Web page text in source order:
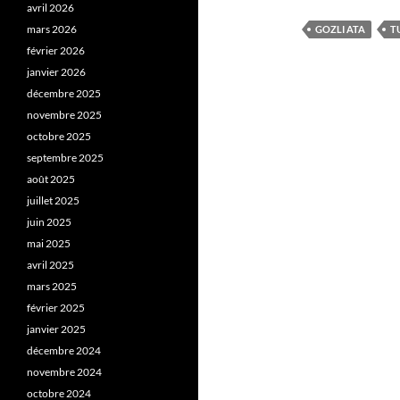
GOZLI ATA
avril 2026
mars 2026
février 2026
janvier 2026
décembre 2025
novembre 2025
octobre 2025
septembre 2025
août 2025
juillet 2025
juin 2025
mai 2025
avril 2025
mars 2025
février 2025
janvier 2025
décembre 2024
novembre 2024
octobre 2024